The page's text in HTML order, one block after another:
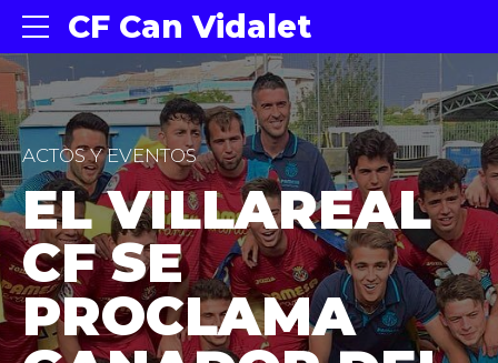
CF Can Vidalet
ACTOS Y EVENTOS
EL VILLAREAL
CF SE
PROCLAMA